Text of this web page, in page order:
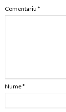
Comentariu *
Nume*